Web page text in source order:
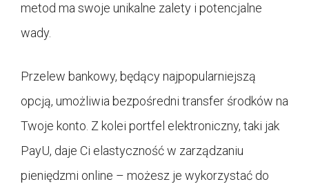
metod ma swoje unikalne zalety i potencjalne
wady.
Przelew bankowy, będący najpopularniejszą
opcją, umożliwia bezpośredni transfer środków na
Twoje konto. Z kolei portfel elektroniczny, taki jak
PayU, daje Ci elastyczność w zarządzaniu
pieniędzmi online – możesz je wykorzystać do